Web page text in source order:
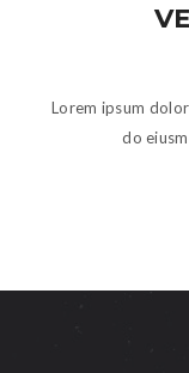
Lorem ipsum
do